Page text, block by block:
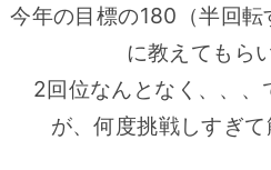
今年の目標の180（半回転
に教えてもらい
2回位なんとなく、、、
が、何度挑戦しすぎ